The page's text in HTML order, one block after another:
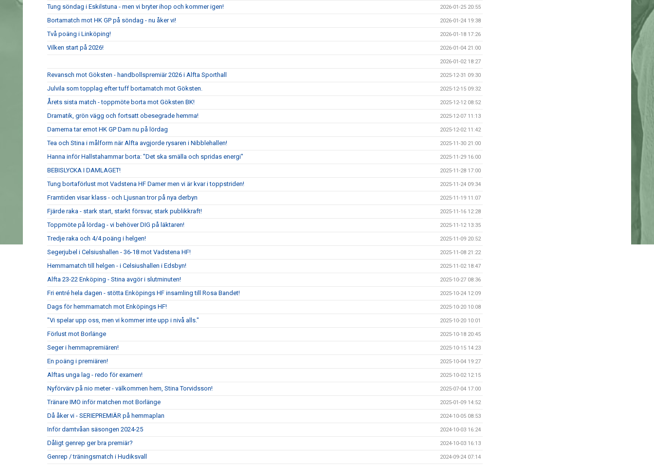
Tung söndag i Eskilstuna - men vi bryter ihop och kommer igen! 2026-01-25 20:55
Bortamatch mot HK GP på söndag - nu åker vi! 2026-01-24 19:38
Två poäng i Linköping! 2026-01-18 17:26
Vilken start på 2026! 2026-01-04 21:00
2026-01-02 18:27
Revansch mot Göksten - handbollspremiär 2026 i Alfta Sporthall 2025-12-31 09:30
Julvila som topplag efter tuff bortamatch mot Göksten. 2025-12-15 09:32
Årets sista match - toppmöte borta mot Göksten BK! 2025-12-12 08:52
Dramatik, grön vägg och fortsatt obesegrade hemma! 2025-12-07 11:13
Damerna tar emot HK GP Dam nu på lördag 2025-12-02 11:42
Tea och Stina i målform när Alfta avgjorde rysaren i Nibblehallen! 2025-11-30 21:00
Hanna inför Hallstahammar borta: "Det ska smälla och spridas energi" 2025-11-29 16:00
BEBISLYCKA I DAMLAGET! 2025-11-28 17:00
Tung bortaförlust mot Vadstena HF Damer men vi är kvar i toppstriden! 2025-11-24 09:34
Framtiden visar klass - och Ljusnan tror på nya derbyn 2025-11-19 11:07
Fjärde raka - stark start, starkt försvar, stark publikkraft! 2025-11-16 12:28
Toppmöte på lördag - vi behöver DIG på läktaren! 2025-11-12 13:35
Tredje raka och 4/4 poäng i helgen! 2025-11-09 20:52
Segerjubel i Celsiushallen - 36-18 mot Vadstena HF! 2025-11-08 21:22
Hemmamatch till helgen - i Celsiushallen i Edsbyn! 2025-11-02 18:47
Alfta 23-22 Enköping - Stina avgör i slutminuten! 2025-10-27 08:36
Fri entré hela dagen - stötta Enköpings HF insamling till Rosa Bandet! 2025-10-24 12:09
Dags för hemmamatch mot Enköpings HF! 2025-10-20 10:08
"Vi spelar upp oss, men vi kommer inte upp i nivå alls." 2025-10-20 10:01
Förlust mot Borlänge 2025-10-18 20:45
Seger i hemmapremiären! 2025-10-15 14:23
En poäng i premiären! 2025-10-04 19:27
Alftas unga lag - redo för examen! 2025-10-02 12:15
Nyförvärv på nio meter - välkommen hem, Stina Torvidsson! 2025-07-04 17:00
Tränare IMO inför matchen mot Borlänge 2025-01-09 14:52
Då åker vi - SERIEPREMIÄR på hemmaplan 2024-10-05 08:53
Inför damtvåan säsongen 2024-25 2024-10-03 16:24
Dåligt genrep ger bra premiär? 2024-10-03 16:13
Genrep / träningsmatch i Hudiksvall 2024-09-24 07:14